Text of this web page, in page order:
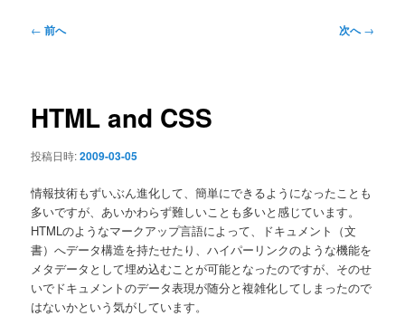
投
ー
ョ
← 前へ 次へ→
HTML and CSS
投稿日時:2009-03-05
情報技術もずいぶん進化して、簡単にできるようになったことも
多いですが、あいかわらず難しいことも多いと感じています。
HTMLのようなマークアップ言語によって、ドキュメント（文
書）へデータ構造を持たせたり、ハイパーリンクのような機能を
メタデータとして埋め込むことが可能となったのですが、そのせ
いでドキュメントのデータ表現が随分と複雑化してしまったので
はないかという気がしています。